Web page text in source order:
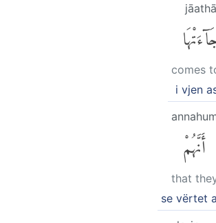
jāathā
comes
i vjen
أَنَّهُمْ
that
se vërtet